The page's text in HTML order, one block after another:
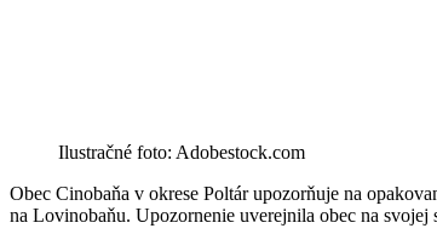
Ilustračné foto: Adobestock.com
Obec Cinobaňa v okrese Poltár upozorňuje na
na Lovinobaňu. Upozornenie uverejnila obec na svojej